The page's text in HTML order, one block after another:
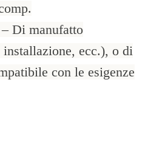
Di manufatto
ecc.), o di
con le esigenze